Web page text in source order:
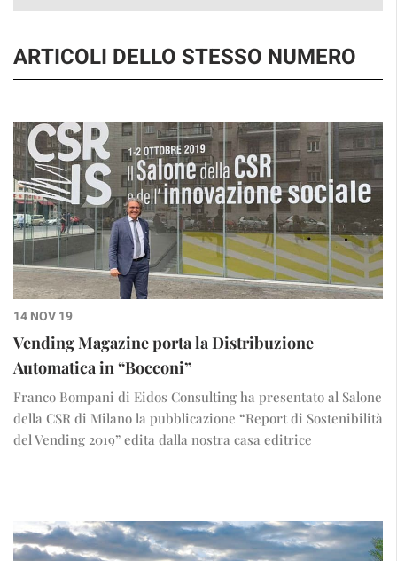
ARTICOLI DELLO STESSO NUMERO
14 NOV 19
Vending Magazine porta la Distribuzione
Automatica in “Bocconi”
Franco Bompani di Eidos Consulting ha presentato al Salone
della CSR di Milano la pubblicazione “Report di Sostenibilità
del Vending 2019” edita dalla nostra casa editrice